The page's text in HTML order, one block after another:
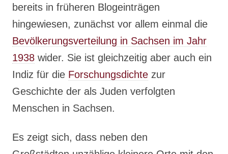
bereits in früheren Blogeinträgen
hingewiesen, zunächst vor allem einmal die
Bevölkerungsverteilung in Sachsen im Jahr
1938 wider. Sie ist gleichzeitig aber auch ein
Indiz für die Forschungsdichte zur
Geschichte der als Juden verfolgten
Menschen in Sachsen.
Es zeigt sich, dass neben den